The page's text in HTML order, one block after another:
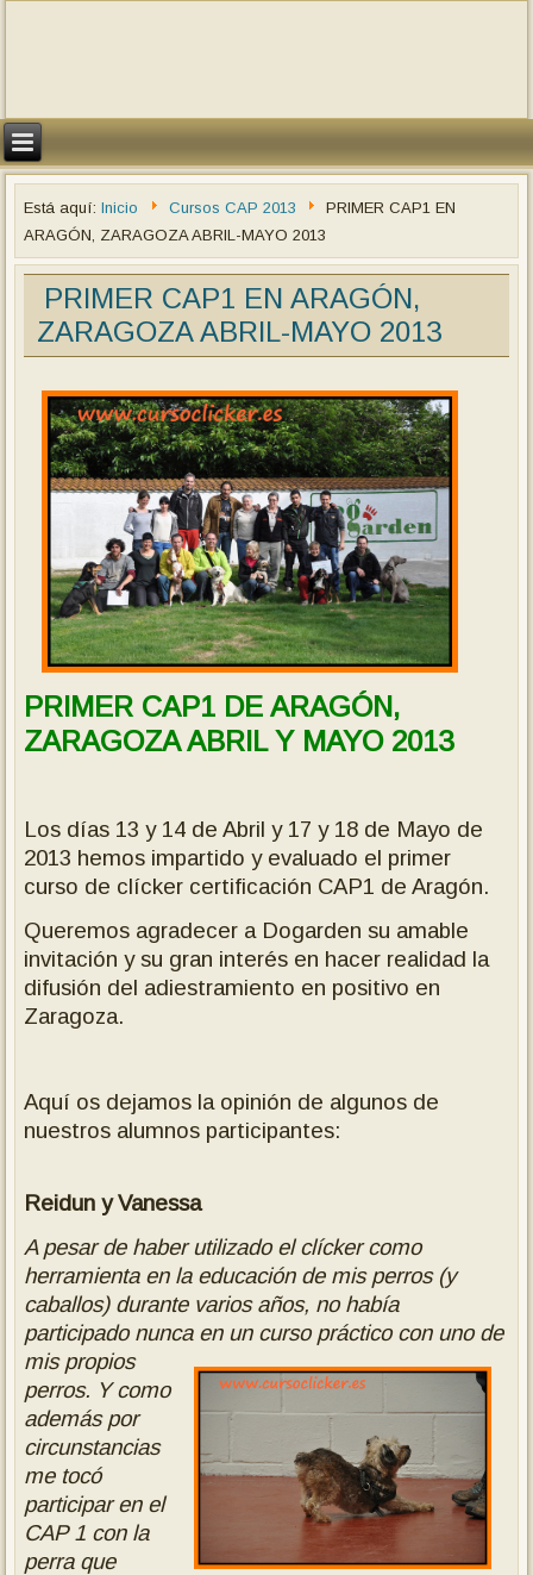
Está aquí:Inicio Cursos CAP 2013
PRIMER CAP1 EN
ARAGÓN, ZARAGOZA ABRIL-MAYO 2013
PRIMER CAP1 EN ARAGÓN,
ZARAGOZA ABRIL-MAYO 2013
PRIMER CAP1 DE ARAGÓN,
ZARAGOZA ABRIL Y MAYO 2013
Los días 13 y 14 de Abril y 17 y 18 de Mayo de
2013 hemos impartido y evaluado el primer
curso de clícker certificación CAP1 de Aragón.
Queremos agradecer a Dogarden su amable
invitación y su gran interés en hacer realidad la
difusión del adiestramiento en positivo en
Zaragoza.
Aquí os dejamos la opinión de algunos de
nuestros alumnos participantes:
Reidun y Vanessa
A pesar de haber utilizado el clícker como
herramienta en la educación de mis perros (y
caballos) durante varios años, no había
participado nunca en un curso práctico con uno de
mis propios
perros. Y como
además por
circunstancias
me tocó
participar en el
CAP 1 con la
perra que